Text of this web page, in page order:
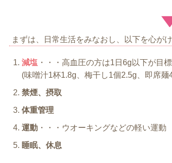
まずは、日常生活をみなおし、以下を心が
減塩 ・・・高血圧の方は1日6g以下が目標
(味噌汁1杯1.8g、梅干し1個2.5g、即席麺
禁煙、摂取
体重管理
運動 ・・・ウオーキングなどの軽い運動
睡眠、休息